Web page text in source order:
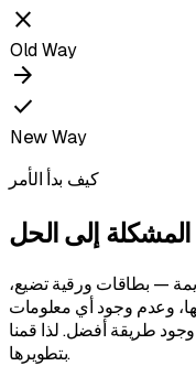
close
Old Way
arrow_forward
check
New Way
كيف بدأ الأمر
إلى الحل
— بطاقات ورقية تضيع،
وعدم وجود أي معلومات
وجود طريقة أفضل. لذا قمنا
بتطويرها.